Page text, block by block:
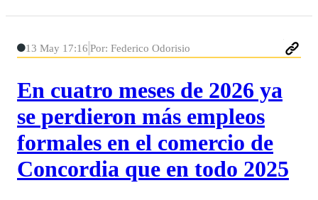
13 May 17:16 Por: Federico Odorisio
En cuatro meses de 2026 ya
se perdieron más empleos
formales en el comercio de
Concordia que en todo 2025